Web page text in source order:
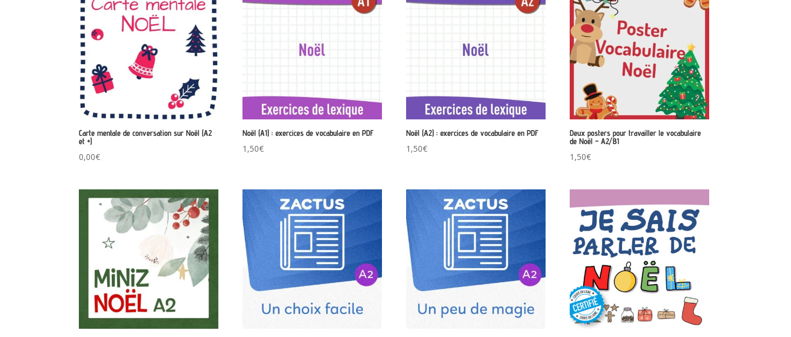
Carte mentale de conversation sur Noël (A2
et +)
0,00€
Noël (A1) : exercices de vocabulaire en PDF
1,50€
Noël (A2) : exercices de vocabulaire en PDF
1,50€
Deux posters pour travailler le vocabulaire
de Noël – A2/B1
1,50€